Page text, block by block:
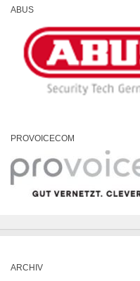
ABUS
PROVOICECOM
ARCHIV